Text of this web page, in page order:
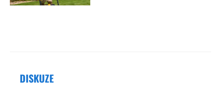
DISKUZE